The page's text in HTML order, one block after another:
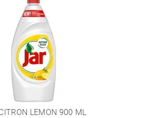
LEMON 900 ML